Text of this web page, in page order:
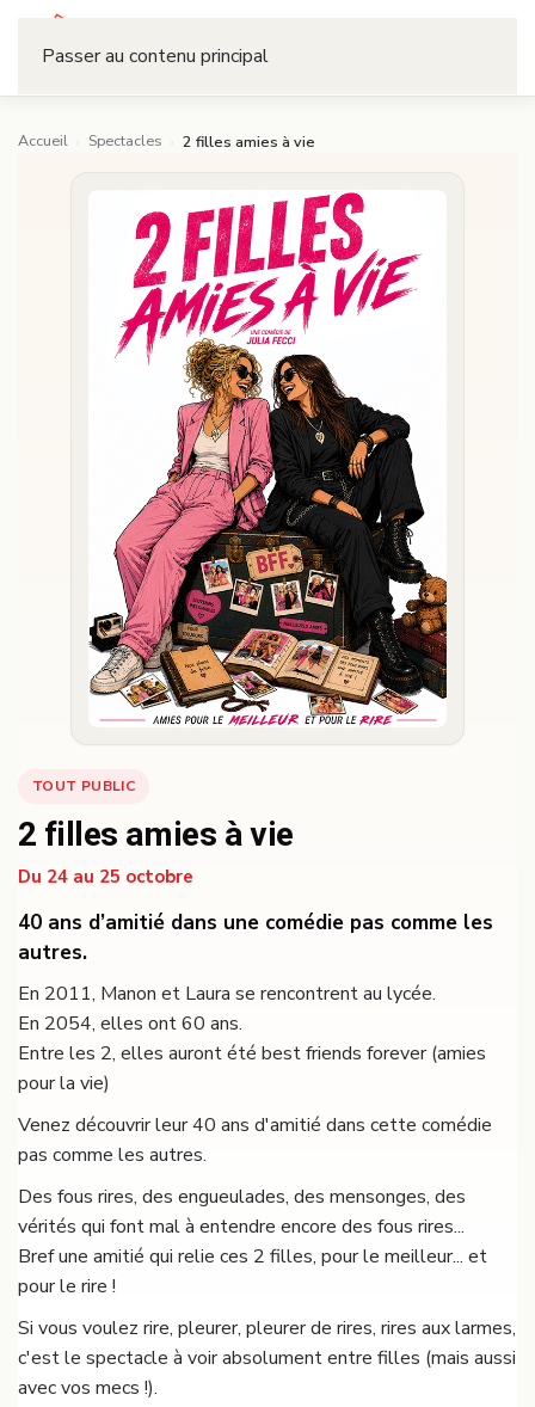
Passer au contenu principal
Accueil Spectacles 2 filles amies à vie
TOUT PUBLIC
2 filles amies à vie
Du 24 au 25 octobre
40 ans d’amitié dans une comédie pas comme les
autres.
En 2011, Manon et Laura se rencontrent au lycée.
En 2054, elles ont 60 ans.
Entre les 2, elles auront été best friends forever (amies
pour la vie)
Venez découvrir leur 40 ans d'amitié dans cette comédie
pas comme les autres.
Des fous rires, des engueulades, des mensonges, des
vérités qui font mal à entendre encore des fous rires...
Bref une amitié qui relie ces 2 filles, pour le meilleur... et
pour le rire !
Si vous voulez rire, pleurer, pleurer de rires, rires aux larmes,
c'est le spectacle à voir absolument entre filles (mais aussi
avec vos mecs !).